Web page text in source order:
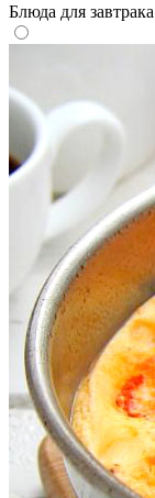
Блюда для завтрака